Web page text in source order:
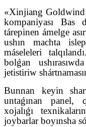
«Xinjiang
kompaniyası Bas
tárepinen ámelge
ushın machta
máseleleri
bolǵan
jetistiriw
Bunnan keyin
untaǵınan panel,
xojalıǵı
joybarlar boyınsha